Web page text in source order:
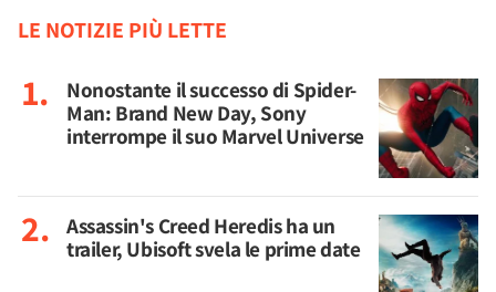
LE NOTIZIE PIÙ LETTE
Nonostante il successo di Spider-
Man: Brand New Day, Sony
interrompe il suo Marvel Universe
Assassin's Creed Heredis ha un
trailer, Ubisoft svela le prime date